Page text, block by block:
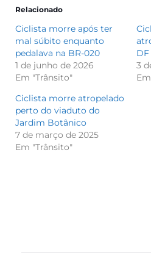
Relacionado
Ciclista morre após ter
mal súbito enquanto
pedalava na BR-020
1 de junho de 2026
Em "Trânsito"
DF
3
Ciclista morre atropelado
perto do viaduto do
Jardim Botânico
7 de março de 2025
Em "Trânsito"